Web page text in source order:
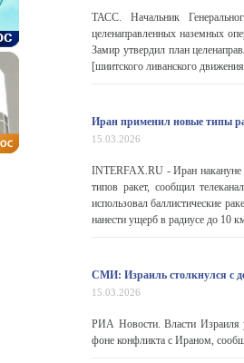
ТАСС. Начальник
целенаправленных наземных
Замир утвердил план
[шиитского ливанского
Иран применил новые типы
15.03.2026
INTERFAX.RU - Иран накануне
типов ракет, сообщил
использовал баллистические
нанести ущерб в радиусе до 10
СМИ: Израиль столкнулся с
15.03.2026
РИА Новости. Власти Израиля
фоне конфликта с Ираном,